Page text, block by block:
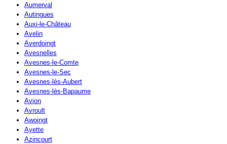
Aumerval
Autingues
Auxi-le-Château
Avelin
Averdoingt
Avesnelles
Avesnes-le-Comte
Avesnes-le-Sec
Avesnes-lès-Aubert
Avesnes-lès-Bapaume
Avion
Avroult
Awoingt
Ayette
Azincourt